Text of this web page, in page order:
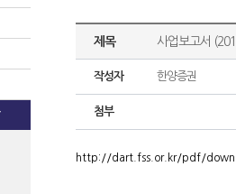
제목 사업보고서
작성자 한양증권
첨부
http://dart.fss.or.kr/pdf/